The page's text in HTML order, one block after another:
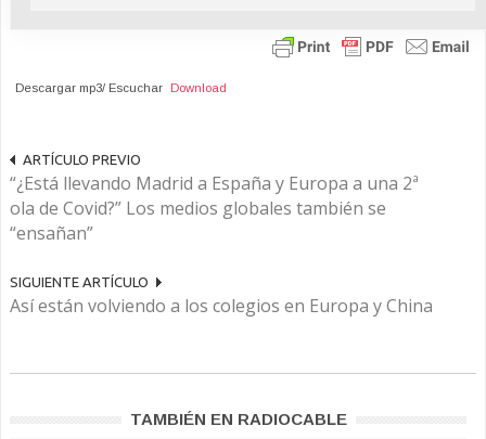
Descargar mp3/ Escuchar Download
ARTÍCULO PREVIO
“¿Está llevando Madrid a España y Europa a una 2ª
ola de Covid?” Los medios globales también se
“ensañan”
SIGUIENTE ARTÍCULO
Así están volviendo a los colegios en Europa y China
TAMBIÉN EN RADIOCABLE